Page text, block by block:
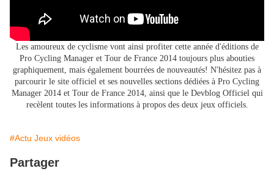
Les amoureux de cyclisme vont ainsi profiter cette année d'éditions de
Pro Cycling Manager et Tour de France 2014 toujours plus abouties
graphiquement, mais également bourrées de nouveautés! N'hésitez pas à
parcourir le site officiel et ses nouvelles sections dédiées à Pro Cycling
Manager 2014 et Tour de France 2014, ainsi que le Devblog Officiel qui
recèlent toutes les informations à propos des deux jeux officiels.
#Actu Jeux vidéos
Partager